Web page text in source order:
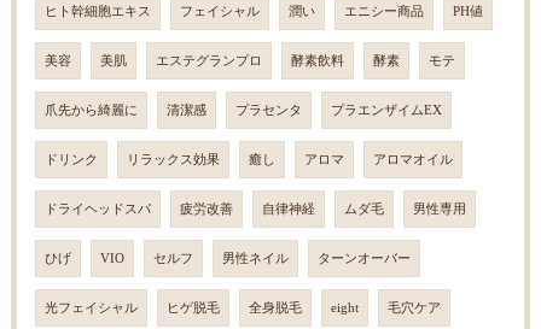
ヒト幹細胞エキス フェイシャル 潤い エニシー商品 PH値
美容 美肌 エステグランプロ 酵素飲料 酵素 モテ
爪先から綺麗に 清潔感 プラセンタ プラエンザイムEX
ドリンク リラックス効果 癒し アロマ アロマオイル
ドライヘッドスパ 疲労改善 自律神経 ムダ毛 男性専用
ひげ VIO セルフ 男性ネイル ターンオーバー
光フェイシャル ヒゲ脱毛 全身脱毛 eight 毛穴ケア